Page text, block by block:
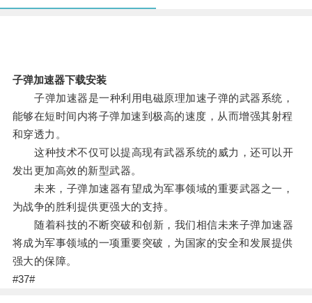
子弹加速器下载安装
子弹加速器是一种利用电磁原理加速子弹的武器系统，
能够在短时间内将子弹加速到极高的速度，从而增强其射程
和穿透力。
这种技术不仅可以提高现有武器系统的威力，还可以开
发出更加高效的新型武器。
未来，子弹加速器有望成为军事领域的重要武器之一，
为战争的胜利提供更强大的支持。
随着科技的不断突破和创新，我们相信未来子弹加速器
将成为军事领域的一项重要突破，为国家的安全和发展提供
强大的保障。
#37#